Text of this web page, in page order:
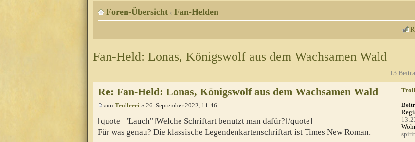
Foren-Übersicht ‹ Fan-Helden
Fan-Held: Lonas, Königswolf aus dem Wachsamen Wald
13
Re: Fan-Held: Lonas, Königswolf aus dem Wachsamen Wald
von Trollerei » 26. September 2022, 11:46
[quote="Lauch"]Welche Schriftart benutzt man dafür?[/quote]
Für was genau? Die klassische Legendenkartenschriftart ist Times New Roman.